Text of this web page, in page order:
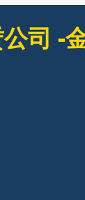
司 -